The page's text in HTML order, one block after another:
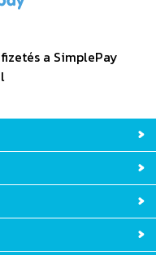
a SimplePay